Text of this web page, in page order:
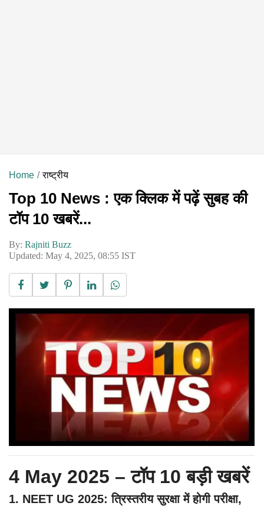
Home राष्ट्रीय
Top 10 News : एक क्लिक में पढ़ें सुबह की
टॉप 10 खबरें...
By: Rajniti Buzz
Updated: May 4, 2025, 08:55 IST
4 May 2025 – टॉप 10 बड़ी खबरें
1. NEET UG 2025: त्रिस्तरीय सुरक्षा में होगी परीक्षा,